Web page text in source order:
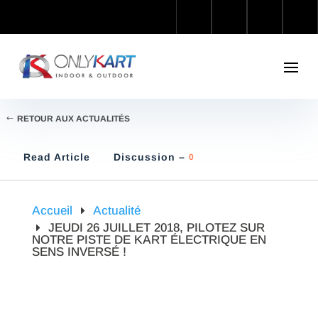
RETOUR AUX ACTUALITÉS
Read Article Discussion – 0
Accueil
Actualité
JEUDI 26 JUILLET 2018, PILOTEZ SUR
NOTRE PISTE DE KART ÉLECTRIQUE EN
SENS INVERSÉ !